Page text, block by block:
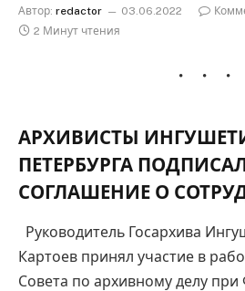
Автор: redactor 03.06.2022
2 Минут чтения
АРХИВИСТЫ
ПЕТЕРБУРГА
СОГЛАШЕНИЕ О
Руководитель Госархива
Картоев принял участие в
Совета по архивному делу